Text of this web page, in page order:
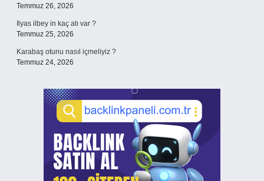
Temmuz 26, 2026
Ilyas ilbey in kaç atı var ?
Temmuz 25, 2026
Karabaş otunu nasıl içmeliyiz ?
Temmuz 24, 2026